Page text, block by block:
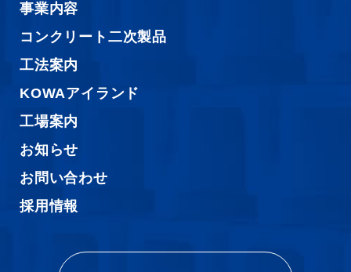
事業内容
コンクリート二次製品
工法案内
KOWAアイランド
工場案内
お知らせ
お問い合わせ
採用情報